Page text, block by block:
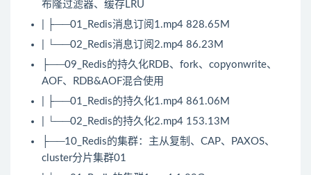
布隆过滤器、缓存LRU
| ├──01_Redis消息订阅1.mp4 828.65M
| └──02_Redis消息订阅2.mp4 86.23M
├──09_Redis的持久化RDB、fork、copyonwrite、
AOF、RDB&AOF混合使用
| ├──01_Redis的持久化1.mp4 861.06M
| └──02_Redis的持久化2.mp4 153.13M
├──10_Redis的集群：主从复制、CAP、PAXOS、
cluster分片集群01